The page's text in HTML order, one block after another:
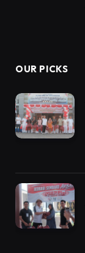
OUR PICKS